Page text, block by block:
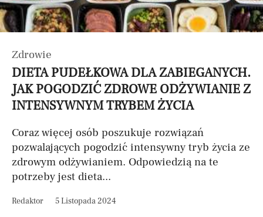
Zdrowie
DIETA PUDEŁKOWA DLA ZABIEGANYCH.
JAK POGODZIĆ ZDROWE ODŻYWIANIE Z
INTENSYWNYM TRYBEM ŻYCIA
Coraz więcej osób poszukuje rozwiązań
pozwalających pogodzić intensywny tryb życia ze
zdrowym odżywianiem. Odpowiedzią na te
potrzeby jest dieta...
Redaktor 5 Listopada 2024